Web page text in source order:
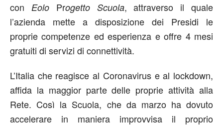
con EoloProgetto Scuola, attraverso il quale
l’azienda mette a disposizione dei Presidi le
proprie competenze ed esperienza e offre 4 mesi
gratuiti di servizi di connettività.
L’Italia che reagisce al Coronavirus e al lockdown,
affida la maggior parte delle proprie attività alla
Rete. Così la Scuola, che da marzo ha dovuto
accelerare in maniera improvvisa il proprio